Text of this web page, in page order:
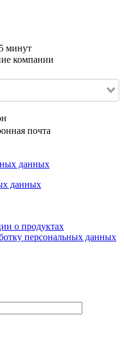
минут
компании
почта
данных
данных
о продуктах
персональных данных